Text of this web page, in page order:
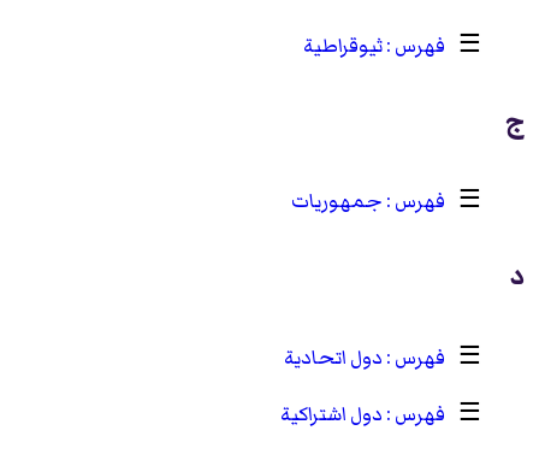
☰ ثيوقراطية
ج
☰ جمهوريات
د
☰
دول اتحادية
☰
دول اشتراكية